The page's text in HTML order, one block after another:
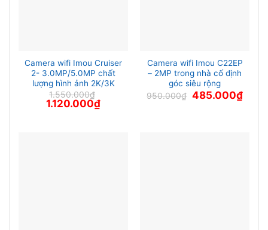
Camera wifi Imou Cruiser
2- 3.0MP/5.0MP chất
lượng hình ảnh 2K/3K
1.550.000₫
Giá
gốc
1.120.000₫Giá
Camera wifi Imou C22EP
– 2MP trong nhà cố định
góc siêu rộng
950.000₫ Giá
gốc
485.000₫Giá
hiện